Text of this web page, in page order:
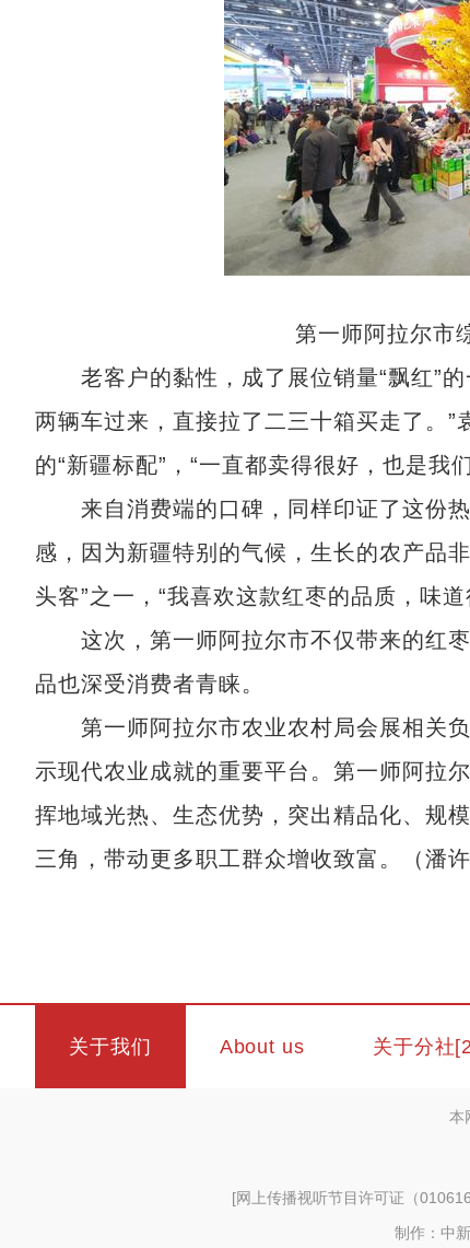
第一师阿拉尔市综
老客户的黏性，成了展位销量“飘红”的
两辆车过来，直接拉了二三十箱买走了。
的“新疆标配”，“一直都卖得很好，也是我
来自消费端的口碑，同样印证了这份热
感，因为新疆特别的气候，生长的农产品
头客”之一，“我喜欢这款红枣的品质，味
这次，第一师阿拉尔市不仅带来的红枣
品也深受消费者青睐。
第一师阿拉尔市农业农村局会展相关负
示现代农业成就的重要平台。第一师阿拉
挥地域光热、生态优势，突出精品化、规
三角，带动更多职工群众增收致富。（潘许
关于我们 About us 关于分社
本
[网上传播视听节目许可证（
制作：中